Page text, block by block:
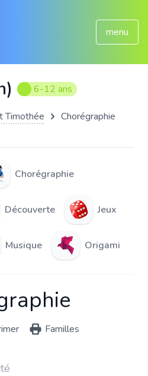
menu
6-12 ans
Timothée
Chorégraphie
Chorégraphie
Découverte Jeux
Musique Origami
Familles